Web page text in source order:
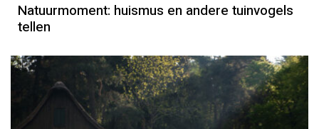
Natuurmoment: huismus en andere tuinvogels
tellen